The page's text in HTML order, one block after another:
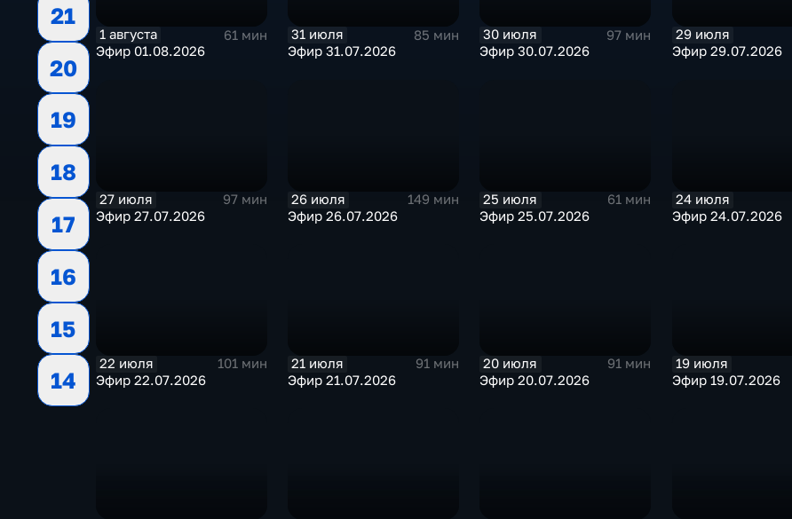
21
20
19
18
17
16
15
14
1 августа
61 мин
Эфир 01.08.2026
31 июля
85 мин
Эфир 31.07.2026
30 июля
97 мин
Эфир 30.07.2026
29 июля
Эфир 29.07.2026
27 июля
97 мин
Эфир 27.07.2026
26 июля
149 мин
Эфир 26.07.2026
25 июля
61 мин
Эфир 25.07.2026
24 июля
Эфир 24.07.2026
22 июля
101 мин
Эфир 22.07.2026
21 июля
91 мин
Эфир 21.07.2026
20 июля
91 мин
Эфир 20.07.2026
19 июля
Эфир 19.07.2026